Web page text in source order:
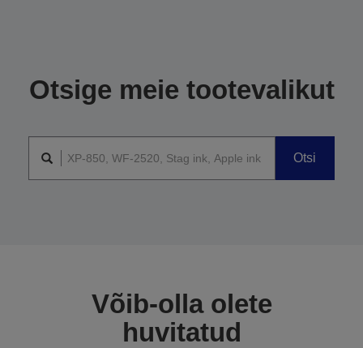
Otsige meie tootevalikut
Otsi
Võib-olla olete
huvitatud